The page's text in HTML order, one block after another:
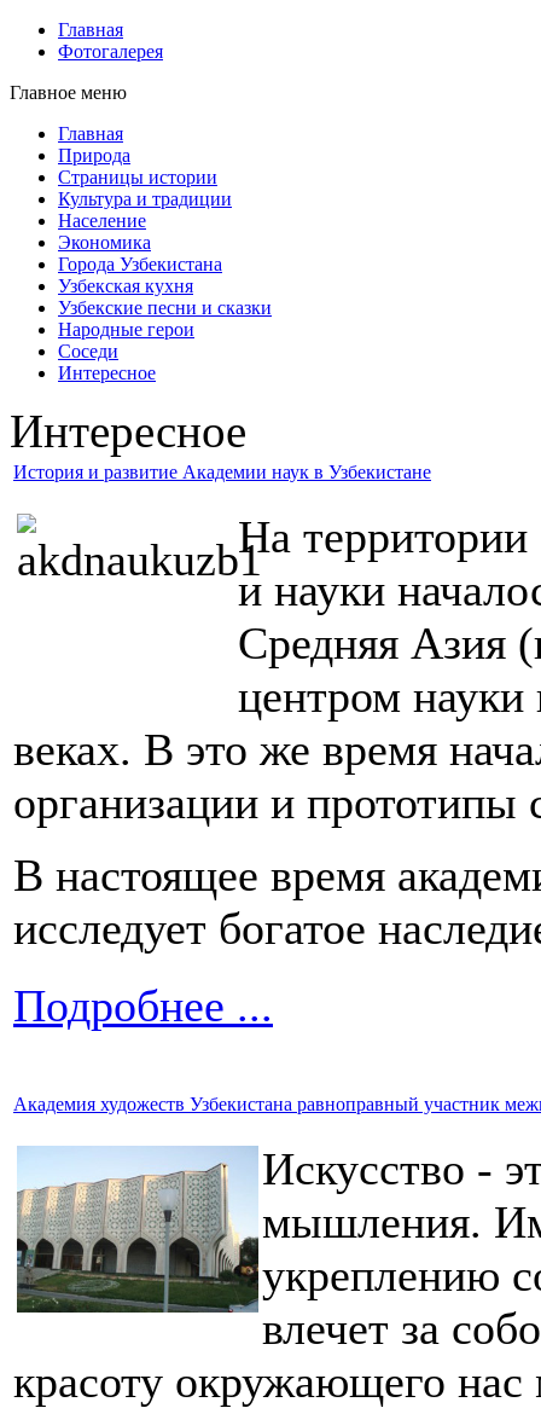
Главная
Фотогалерея
Главное меню
Главная
Природа
Страницы истории
Культура и традиции
Население
Экономика
Города Узбекистана
Узбекская кухня
Узбекские песни и сказки
Народные герои
Соседи
Интересное
Интересное
История и развитие Академии наук в Узбекистане
На территории
и науки
Средняя Азия
центром
веках. В это же время
организации и
В настоящее время
исследует богатое
Подробнее ...
Академия художеств Узбекистана равноправный участник
Искусство -
мышления.
укреплению
влечет за
красоту окружающего